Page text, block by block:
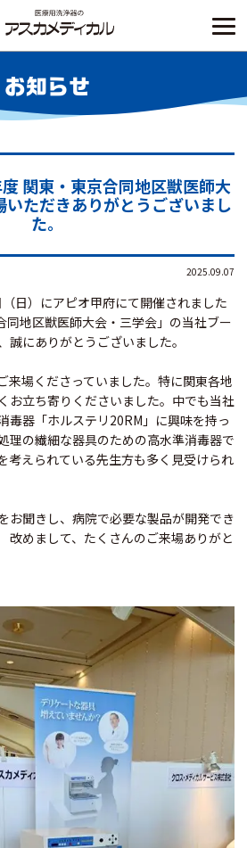
お知らせ
度 関東・東京合同地区獣医師大
ただきありがとうございまし
た。
2025.09.07
日）にアピオ甲府にて開催されました
同地区獣医師大会・三学会」の当社ブー
誠にありがとうございました。
来場くださっていました。特に関東各地
お立ち寄りくださいました。中でも当社
毒器「ホルステリ20RM」 に興味を持っ
理の繊細な器具のための高水準消毒器で
考えられている先生方も多く見受けられ
お聞きし、病院で必要な製品が開発でき
めまして、たくさんのご来場ありがと